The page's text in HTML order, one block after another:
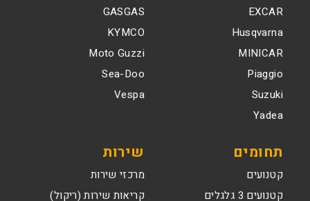
EXCAR
GASGAS
Husqvarna
KYMCO
MINICAR
Moto Guzzi
Piaggio
Sea-Doo
Suzuki
Vespa
Yadea
תחומים
קטנועים
קטנועים 3 גלגלים
שירות
מרכזי שירות
קריאות שירות (ריקול)